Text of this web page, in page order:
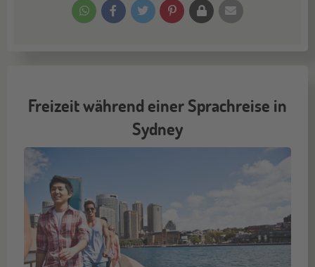
Freizeit während einer Sprachreise in
Sydney